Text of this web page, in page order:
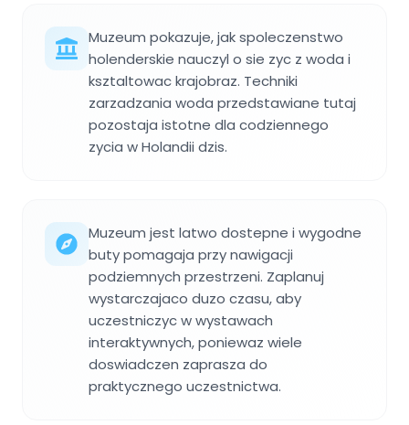
Muzeum pokazuje, jak spoleczenstwo
holenderskie nauczyl o sie zyc z woda i
ksztaltowac krajobraz. Techniki
zarzadzania woda przedstawiane tutaj
pozostaja istotne dla codziennego
zycia w Holandii dzis.
Muzeum jest latwo dostepne i wygodne
buty pomagaja przy nawigacji
podziemnych przestrzeni. Zaplanuj
wystarczajaco duzo czasu, aby
uczestniczyc w wystawach
interaktywnych, poniewaz wiele
doswiadczen zaprasza do
praktycznego uczestnictwa.